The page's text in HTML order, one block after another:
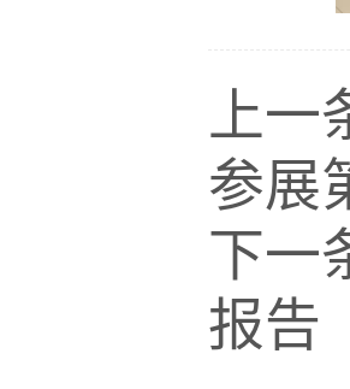
上一
参展
下一
报告